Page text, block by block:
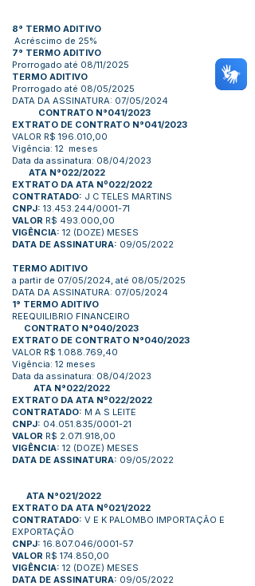
8° TERMO ADITIVO
Acréscimo de 25%
7° TERMO ADITIVO
Prorrogado até 08/11/2025
TERMO ADITIVO
Prorrogado até 08/05/2025
DATA DA ASSINATURA: 07/05/2024
CONTRATO N°041/2023
EXTRATO DE CONTRATO N°041/2023
VALOR R$ 196.010,00
Vigência: 12 meses
Data da assinatura: 08/04/2023
ATA N°022/2022
EXTRATO DA ATA Nº022/2022
CONTRATADO: J C TELES MARTINS
CNPJ: 13.453.244/0001-71
VALOR R$ 493.000,00
VIGÊNCIA: 12 (DOZE) MESES
DATA DE ASSINATURA: 09/05/2022
TERMO ADITIVO
a partir de 07/05/2024, até 08/05/2025
DATA DA ASSINATURA: 07/05/2024
1° TERMO ADITIVO
REEQUILIBRIO FINANCEIRO
CONTRATO N°040/2023
EXTRATO DE CONTRATO N°040/2023
VALOR R$ 1.088.769,40
Vigência: 12 meses
Data da assinatura: 08/04/2023
ATA N°022/2022
EXTRATO DA ATA Nº022/2022
CONTRATADO: M A S LEITE
CNPJ: 04.051.835/0001-21
VALOR R$ 2.071.918,00
VIGÊNCIA: 12 (DOZE) MESES
DATA DE ASSINATURA: 09/05/2022
ATA N°021/2022
EXTRATO DA ATA Nº021/2022
CONTRATADO: V E K PALOMBO IMPORTAÇÃO E
EXPORTAÇÃO
CNPJ: 16.807.046/0001-57
VALOR R$ 174.850,00
VIGÊNCIA: 12 (DOZE) MESES
DATA DE ASSINATURA: 09/05/2022